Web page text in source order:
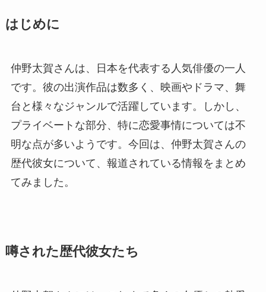
はじめに
仲野太賀さんは、日本を代表する人気俳優の一人
です。彼の出演作品は数多く、映画やドラマ、舞
台と様々なジャンルで活躍しています。しかし、
プライベートな部分、特に恋愛事情については不
明な点が多いようです。今回は、仲野太賀さんの
歴代彼女について、報道されている情報をまとめ
てみました。
噂された歴代彼女たち